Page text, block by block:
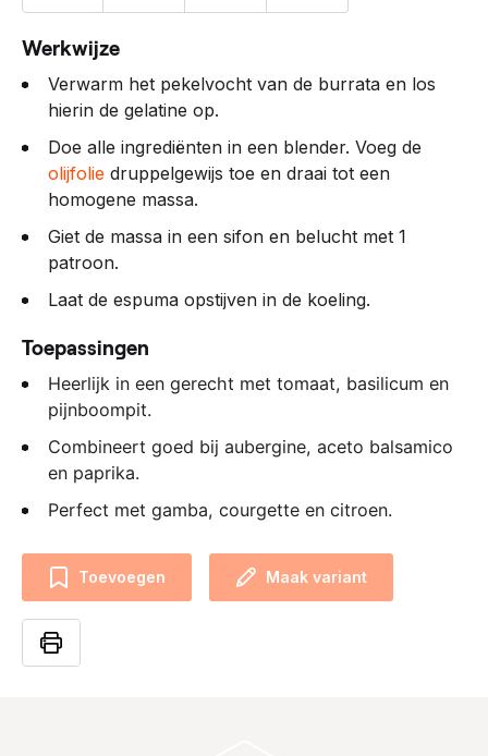
Werkwijze
Verwarm het pekelvocht van de burrata en los
hierin de gelatine op.
Doe alle ingrediënten in een blender. Voeg de
olijfolie druppelgewijs toe en draai tot een
homogene massa.
Giet de massa in een sifon en belucht met 1
patroon.
Laat de espuma opstijven in de koeling.
Toepassingen
Heerlijk in een gerecht met tomaat, basilicum en
pijnboompit.
Combineert goed bij aubergine, aceto balsamico
en paprika.
Perfect met gamba, courgette en citroen.
Toevoegen Maak variant